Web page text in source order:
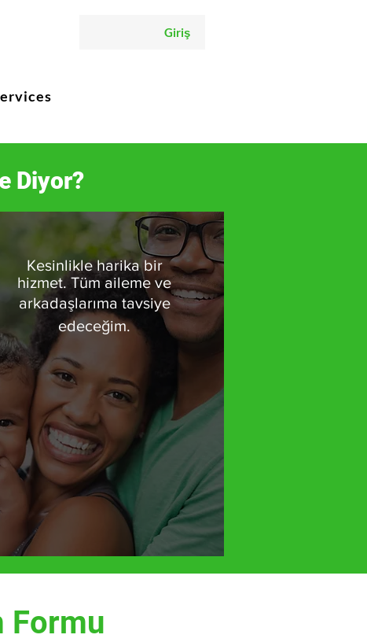
Giriş
Diyor?
Kesinlikle harika bir
hizmet. Tüm aileme ve
arkadaşlarıma tavsiye
edeceğim.
Formu